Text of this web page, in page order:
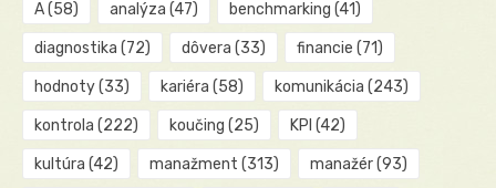
A(58) analýza (47) benchmarking (41)
diagnostika (72) dôvera (33) financie (71)
hodnoty(33) kariéra (58) komunikácia (243)
kontrola (222) koučing (25) KPI (42)
kultúra (42) manažment (313) manažér(93)